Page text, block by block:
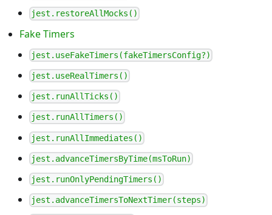
jest.restoreAllMocks()
Fake Timers
jest.useFakeTimers(fakeTimersConfig?)
jest.useRealTimers()
jest.runAllTicks()
jest.runAllTimers()
jest.runAllImmediates()
jest.advanceTimersByTime(msToRun)
jest.runOnlyPendingTimers()
jest.advanceTimersToNextTimer(steps)